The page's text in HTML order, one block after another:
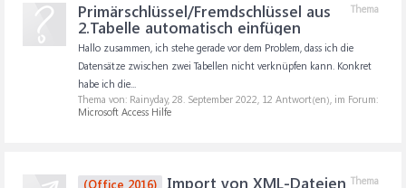
Thema
Primärschlüssel/Fremdschlüssel aus
2.Tabelle automatisch einfügen
Hallo zusammen, ich stehe gerade vor dem Problem, dass ich die
Datensätze zwischen zwei Tabellen nicht verknüpfen kann. Konkret
habe ich die...
Thema von: Rainyday, 28. September 2022, 12 Antwort(en), im Forum:
Microsoft Access Hilfe
Thema
(Office 2016)
Import von XML-Dateien